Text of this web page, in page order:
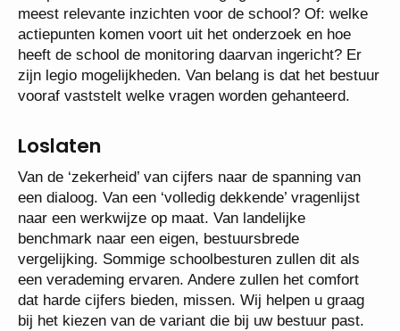
meest relevante inzichten voor de school? Of: welke
actiepunten komen voort uit het onderzoek en hoe
heeft de school de monitoring daarvan ingericht? Er
zijn legio mogelijkheden. Van belang is dat het bestuur
vooraf vaststelt welke vragen worden gehanteerd.
Loslaten
Van de ‘zekerheid’ van cijfers naar de spanning van
een dialoog. Van een ‘volledig dekkende’ vragenlijst
naar een werkwijze op maat. Van landelijke
benchmark naar een eigen, bestuursbrede
vergelijking. Sommige schoolbesturen zullen dit als
een verademing ervaren. Andere zullen het comfort
dat harde cijfers bieden, missen. Wij helpen u graag
bij het kiezen van de variant die bij uw bestuur past.